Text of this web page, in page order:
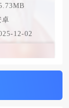
卓
12-02